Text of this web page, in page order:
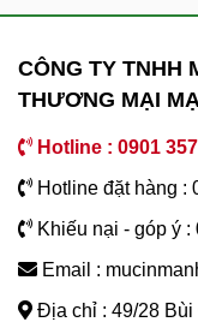
CÔNG TY TNHH
THƯƠNG MẠI
Hotline : 0901
Hotline đặt hàng :
Khiếu nại - góp ý
Email :
Địa chỉ : 49/28 Bùi